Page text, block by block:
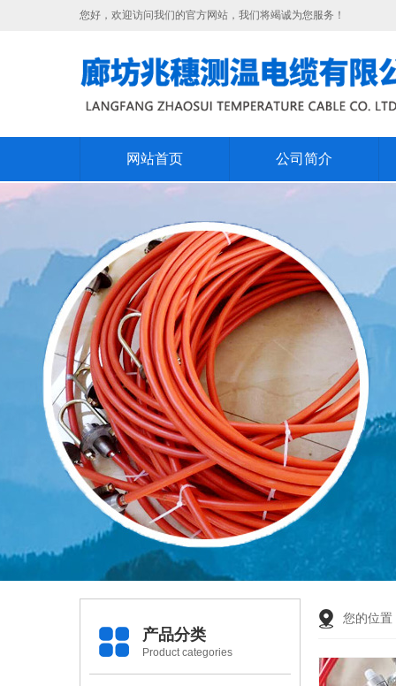
您好，欢迎访问我们的官方网站，我们将竭诚为您服务！
网站首页 公司简介
您的位置
产品分类
Product categories